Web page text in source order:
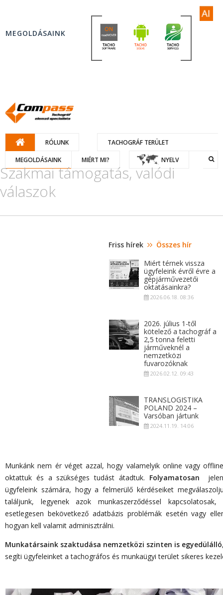
MEGOLDÁSAINK
RÓLUNK TACHOGRÁF TERÜLET
MEGOLDÁSAINK MIÉRT MI? NYELV
Szakmai támogatás, valódi
válaszok
Friss hírek
Összes hír
Miért térnek vissza
ügyfeleink évről évre a
gépjárművezetői
oktatásainkra?
2026.06.18. 08:36
2026. július 1-től
kötelező a tachográf a
2,5 tonna feletti
járműveknél a
nemzetközi
fuvarozóknak
2026.02.12. 09:43
TRANSLOGISTIKA
POLAND 2024 –
Varsóban jártunk
2024.11.19. 14:06
Munkánk nem ér véget azzal, hogy valamelyik online vagy
oktattuk és a szükséges tudást átadtuk. Folyamatosan
ügyfeleink számára, hogy a felmerülő kérdéseiket
találjunk, legyenek azok munkaszerződéssel
esetlegesen bekövetkező adatbázis problémák esetén vagy
hogyan kell valamit adminisztrálni.
Munkatársaink szaktudása nemzetközi szinten is egyedülálló
segíti ügyfeleinket a tachográfos és munkaügyi terület sikeres